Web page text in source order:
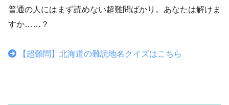
普通の人にはまず読めない超難問ばかり。あなたは解けま
すか……？
【超難問】北海道の難読地名クイズはこちら